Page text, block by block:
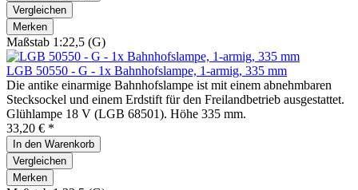
Vergleichen
Merken
Maßstab 1:22,5 (G)
LGB 50550 - G - 1x Bahnhofslampe, 1-armig, 335 mm
Die antike einarmige Bahnhofslampe ist mit einem abnehmbaren
Stecksockel und einem Erdstift für den Freilandbetrieb ausgestattet.
Glühlampe 18 V (LGB 68501). Höhe 335 mm.
33,20 € *
In den Warenkorb
Vergleichen
Merken